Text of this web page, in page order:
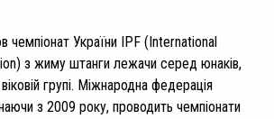
чемпіонат України IPF (International
з жиму штанги лежачи серед юнаків,
віковій групі. Міжнародна федерація
з 2009 року, проводить чемпіонати